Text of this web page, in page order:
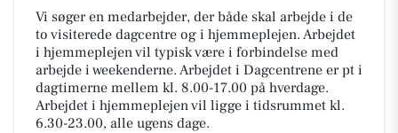
Vi søger en medarbejder, der både skal arbejde i de
to visiterede dagcentre og i hjemmeplejen. Arbejdet
i hjemmeplejen vil typisk være i forbindelse med
arbejde i weekenderne. Arbejdet i Dagcentrene er pt i
dagtimerne mellem kl. 8.00-17.00 på hverdage.
Arbejdet i hjemmeplejen vil ligge i tidsrummet kl.
6.30-23.00, alle ugens dage.